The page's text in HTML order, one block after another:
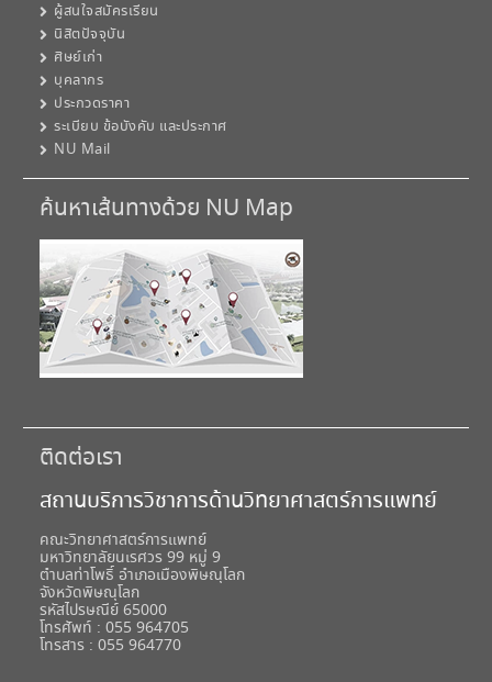
ผู้สนใจสมัครเรียน
นิสิตปัจจุบัน
ศิษย์เก่า
บุคลากร
ประกวดราคา
ระเบียบ ข้อบังคับ และประกาศ
NU Mail
ค้นหาเส้นทางด้วย NU Map
ติดต่อเรา
สถานบริการวิชาการด้านวิทยาศาสตร์การแพทย์
คณะวิทยาศาสตร์การแพทย์
มหาวิทยาลัยนเรศวร 99 หมู่ 9
ตำบลท่าโพธิ์ อำเภอเมืองพิษณุโลก
จังหวัดพิษณุโลก
รหัสไปรษณีย์ 65000
โทรศัพท์ : 055 964705
โทรสาร : 055 964770